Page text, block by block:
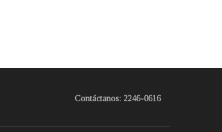
Contáctanos: 2246-0616